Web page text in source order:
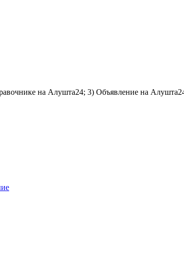
на Алушта24; 3) Объявление на